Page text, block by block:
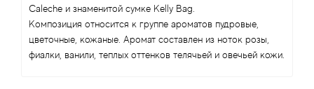
Caleche и знаменитой сумке Kelly Bag.
Композиция относится к группе ароматов пудровые,
цветочные, кожаные. Аромат составлен из ноток розы,
фиалки, ванили, теплых оттенков телячьей и овечьей кожи.
Antonio Banderas
Antonio Puig